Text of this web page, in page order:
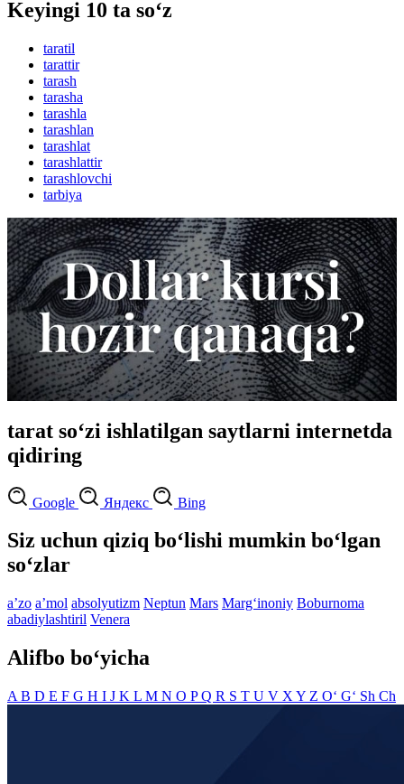
Keyingi 10 ta so‘z
taratil
tarattir
tarash
tarasha
tarashla
tarashlan
tarashlat
tarashlattir
tarashlovchi
tarbiya
tarat so‘zi ishlatilgan saytlarni internetda
qidiring
Google Яндекс Bing
Siz uchun qiziq bo‘lishi mumkin bo‘lgan
so‘zlar
aʼzo aʼmol absolyutizm Neptun Mars Marg‘inoniy Boburnoma
abadiylashtiril Venera
Alifbo bo‘yicha
A B D E F G H I J K L M N O PQ R S T U V X Y Z O‘ G‘ Sh Ch